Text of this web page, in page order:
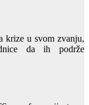
krize u svom zvanju,
da ih podrže